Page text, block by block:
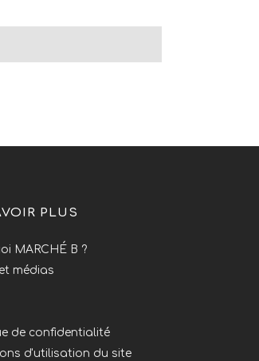
PLUS
MARCHÉ B ?
médias
de confidentialité
d'utilisation du site